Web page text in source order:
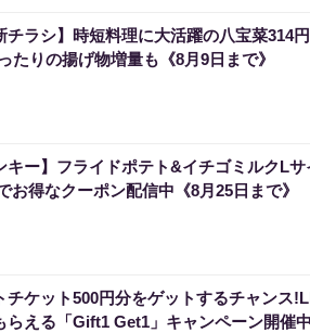
チラシ】時短料理に大活躍の八宝菜314
たりの揚げ物増量も《8月9日まで》
キー】フライドポテト&イチゴミルクL
お得なクーポン配信中《8月25日まで》
チケット500円分をゲットするチャンス
らえる「Gift1 Get1」キャンペーン開催中